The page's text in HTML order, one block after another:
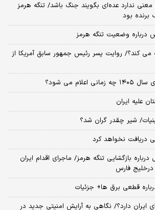
ندارد عده‌ای بگویند جنگ باشد/ تنگه هرمز
برنده بود
وضعیت تنگه هرمز
کند؟/ روایت پسر رئیس جمهور سابق آمریکا از
می شود؟
علیه ایران
شیر چقدر گران شد؟
دریافت نخواهد کرد
درباره بازگشایی تنگه هرمز/ ماجرای اقدام ایران
درخلیج فارس
قطعی برق ها+ جزئیات
ایران دارد؟/ نگاهی به آرایش امنیتی جدید در